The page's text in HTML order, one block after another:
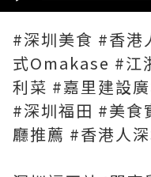
#深圳美食 #香港
式Omakase #江
利菜 #嘉里建設
#深圳福田 #美食
廳推薦 #香港人